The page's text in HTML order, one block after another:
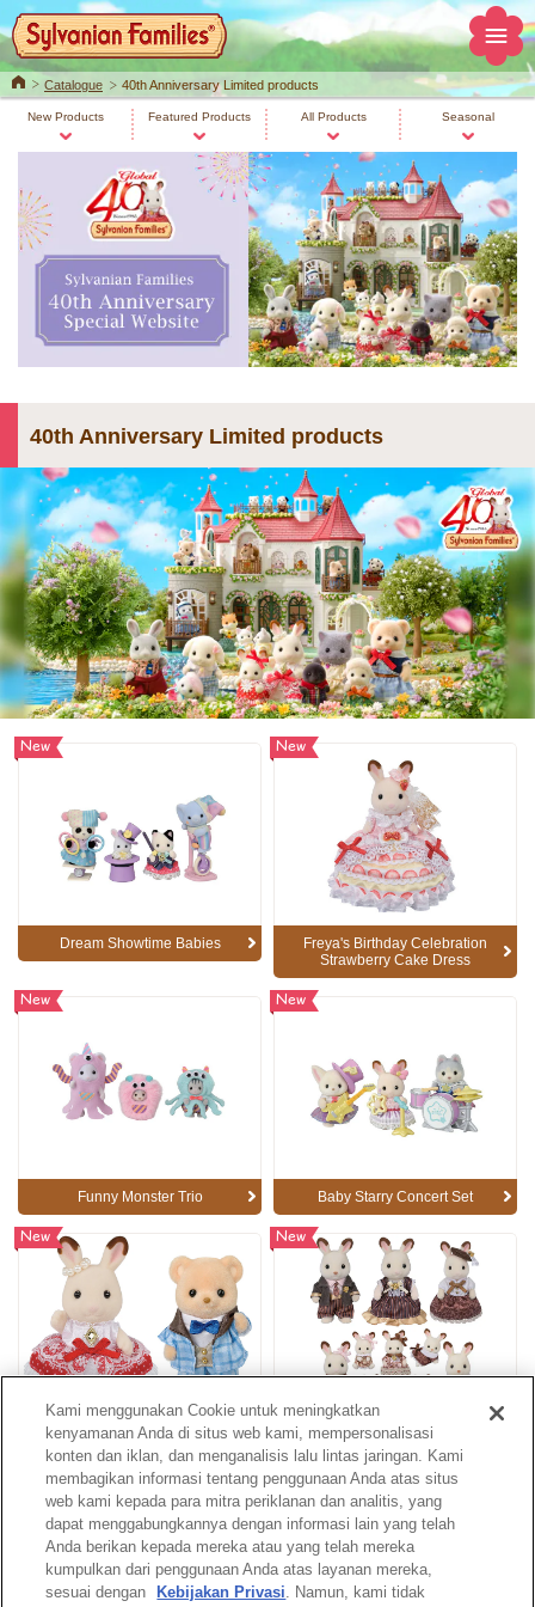
HomeCatalogue 40th Anniversary Limited products
New Products Featured Products All Products Seasonal
40th Anniversary Limited products
New
Dream Showtime Babies
New
Freya's Birthday Celebration
Strawberry Cake Dress
New
Funny Monster Trio
New
Baby Starry Concert Set
New
Anniversary Friends Set -Freya
& Theo-
New
Chocolate Rabbit Family
Anniversary Set
Catalogue page
Kami menggunakan Cookie untuk meningkatkan
kenyamanan Anda di situs web kami, mempersonalisasi
konten dan iklan, dan menganalisis lalu lintas jaringan. Kami
membagikan informasi tentang penggunaan Anda atas situs
web kami kepada para mitra periklanan dan analitis, yang
dapat menggabungkannya dengan informasi lain yang telah
Anda berikan kepada mereka atau yang telah mereka
kumpulkan dari penggunaan Anda atas layanan mereka,
sesuai dengan
Kebijakan Privasi. Namun, kami tidak